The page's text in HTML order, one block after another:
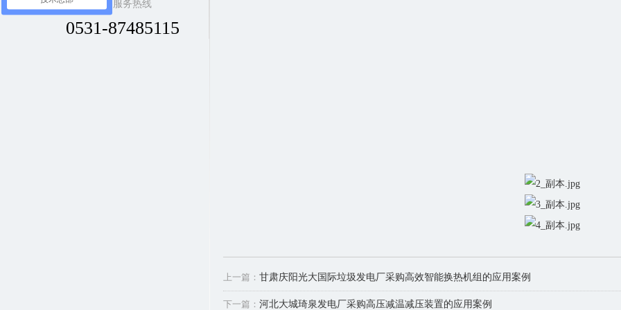
全国服务热线
0531-87485115
上一篇： 甘肃庆阳光大国际垃圾发电厂采购高效智能换热机组的应用案例
下一篇： 河北大城琦泉发电厂采购高压减温减压装置的应用案例